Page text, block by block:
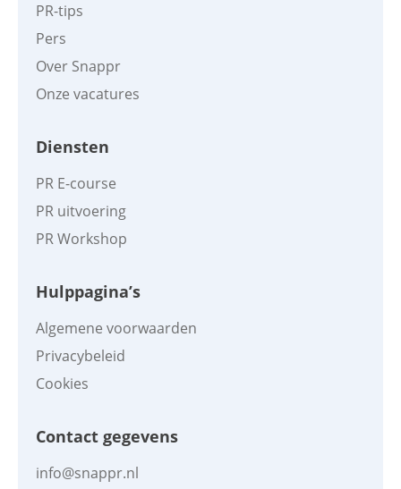
PR-tips
Pers
Over Snappr
Onze vacatures
Diensten
PR E-course
PR uitvoering
PR Workshop
Hulppagina’s
Algemene voorwaarden
Privacybeleid
Cookies
Contact gegevens
info@snappr.nl